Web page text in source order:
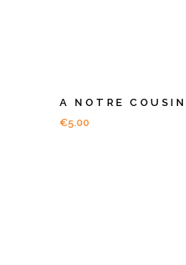
A NOTRE COUSIN
€5.00